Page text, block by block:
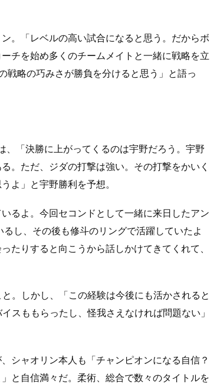
。「レベルの高い試合になると思う。だからボ
チを始め多くのチームメイトと一緒に戦略を立
戦略の巧みさが勝負を分けると思う」と語っ
、「決勝に上がってくるのは宇野だろう。宇野
。ただ、ジダの打撃は強い。その打撃をかいく
よ」と宇野勝利を予想。
るよ。今回セコンドとして一緒に来日したアン
し、その後も修斗のリングで活躍していたよ
たりすると向こうから話しかけてきてくれて、
。しかし、「この経験は今後にも活かされると
スももらったし、怪我さえなければ問題ない」
シャオリン本人も「チャンピオンになる自信？
と自信満々だ。柔術、総合で数々のタイトルを